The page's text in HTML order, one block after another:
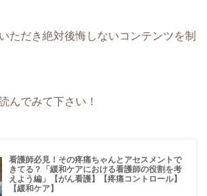
ただき絶対後悔しないコンテンツを制
んでみて下さい！
看護師必見！その疼痛ちゃんとアセスメントで
きてる？「緩和ケアにおける看護師の役割を考
えよう編」【がん看護】【疼痛コントロール】
【緩和ケア】